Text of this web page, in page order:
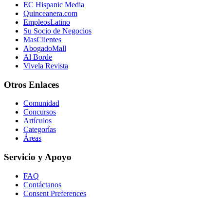
EC Hispanic Media
Quinceanera.com
EmpleosLatino
Su Socio de Negocios
MasClientes
AbogadoMall
Al Borde
Vivela Revista
Otros Enlaces
Comunidad
Concursos
Artículos
Categorías
Áreas
Servicio y Apoyo
FAQ
Contáctanos
Consent Preferences